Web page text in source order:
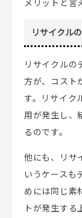
メリットと言
リサイクル
リサイクルの
方が、コスト
す。リサイク
用が発生し、
るのです。
他にも、リサ
いうケースも
めには同じ素
トが発生する